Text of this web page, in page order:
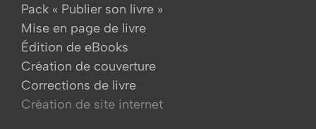
Pack « Publier son livre »
Mise en page de livre
Édition de eBooks
Création de couverture
Corrections de livre
Création de site internet